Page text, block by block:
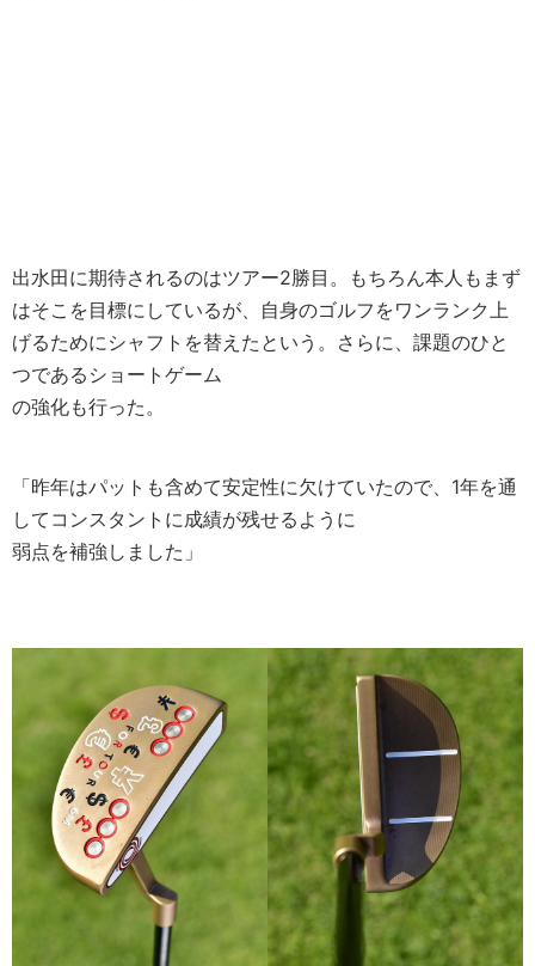
出水田に期待されるのはツアー2勝目。もちろん本人もまず
はそこを目標にしているが、自身のゴルフをワンランク上
げるためにシャフトを替えたという。さらに、課題のひと
つであるショートゲーム
の強化も行った。
「昨年はパットも含めて安定性に欠けていたので、1年を通
してコンスタントに成績が残せるように
弱点を補強しました」